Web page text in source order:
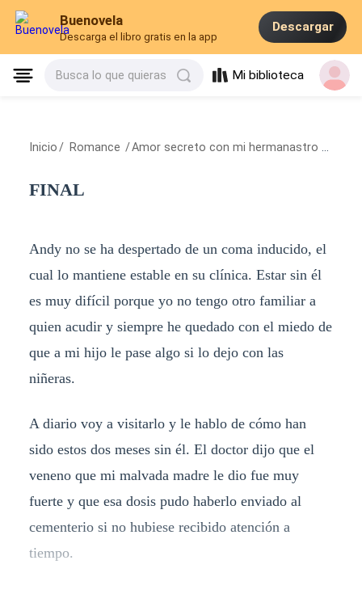
Buenovela
Descarga el libro gratis en la app
Descargar
Busca lo que quieras Mi biblioteca
Inicio / Romance /Amor secreto con mi hermanastro
FINAL
Andy no se ha despertado de un coma inducido, el
cual lo mantiene estable en su clínica. Estar sin él
es muy difícil porque yo no tengo otro familiar a
quien acudir y siempre he quedado con el miedo de
que a mi hijo le pase algo si lo dejo con las
niñeras.
A diario voy a visitarlo y le hablo de cómo han
sido estos dos meses sin él. El doctor dijo que el
veneno que mi malvada madre le dio fue muy
fuerte y que esa dosis pudo haberlo enviado al
cementerio si no hubiese recibido atención a
tiempo.